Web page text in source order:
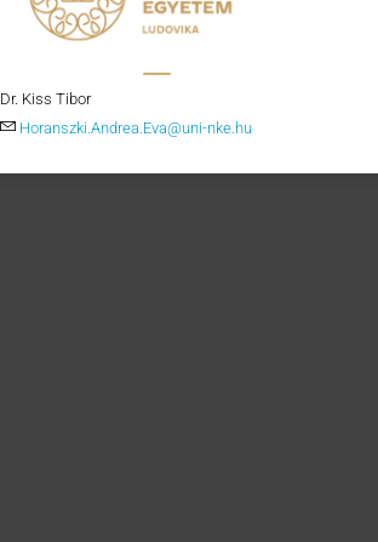
Dr. Kiss Tibor
Horanszki.Andrea.Eva@uni-nke.hu